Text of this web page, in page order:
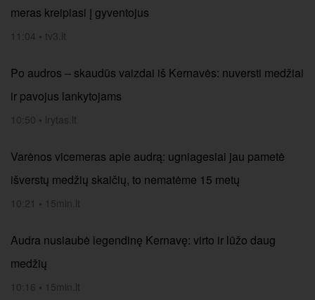
meras kreipiasi į gyventojus
11:04 • tv3.lt
Po audros – skaudūs vaizdai iš Kernavės: nuversti medžiai
ir pavojus lankytojams
10:50 • lrytas.lt
Varėnos vicemeras apie audrą: ugniagesiai jau pametė
išverstų medžių skaičių, to nematėme 15 metų
10:21 • 15min.lt
Audra nusiaubė legendinę Kernavę: virto ir lūžo daug
medžių
10:16 • 15min.lt